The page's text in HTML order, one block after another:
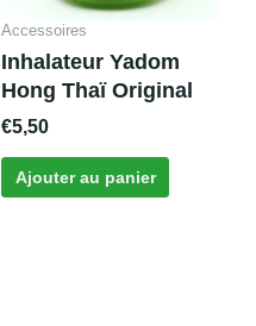
Accessoires
Inhalateur Yadom
Hong Thaï Original
€5,50
Ajouter au panier